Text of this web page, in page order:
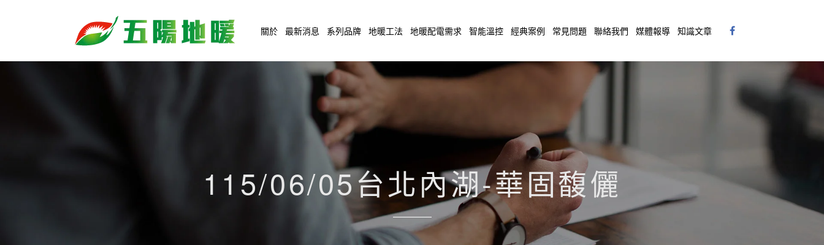
關於 最新消息 系列品牌 地暖工法 地暖配電需求 智能溫控 經典案例 常見問題 聯絡我們 媒體報導 知識文章
115/06/05台北內湖-華固馥儷